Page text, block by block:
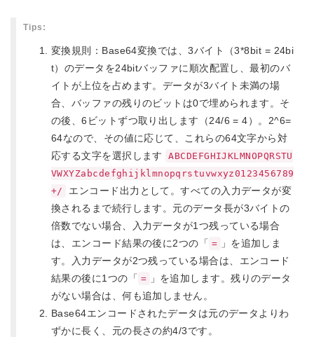
変換規則：Base64変換では、3バイト（3*8bit = 24bi
t）のデータを24bitバッファに順次配置し、最初のバ
イトが上位を占めます。データが3バイト未満の場
合、バッファの残りのビットは0で埋められます。そ
の後、6ビットずつ取り出します（24/6 = 4）。2^6=
64なので、その値に応じて、これらの64文字から対
応する文字を選択します
ABCDEFGHIJKLMNOPQRSTU
VWXYZabcdefghijklmnopqrstuvwxyz0123456789
+/
エンコード出力として。すべての入力データが変
換されるまで続行します。元のデータ長が3バイトの
倍数でない場合、入力データが1つ残っている場合
は、エンコード結果の後に2つの「 =
」を追加しま
す。入力データが2つ残っている場合は、エンコード
結果の後に1つの「 =
」を追加します。残りのデータ
がない場合は、何も追加しません。
Base64エンコードされたデータは元のデータよりわ
ずかに長く、元の長さの約4/3です。